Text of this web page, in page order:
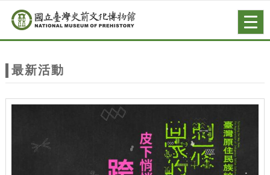
站
主
跳到主要內容
網站導覽
最新活動